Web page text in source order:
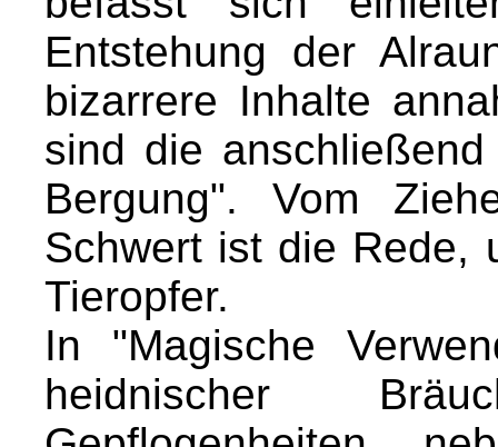
Entstehung der
bizarrere Inhalte
sind die
Bergung". Vom
Schwert ist die Rede,
Tieropfer.
In "Magische
heidnischer